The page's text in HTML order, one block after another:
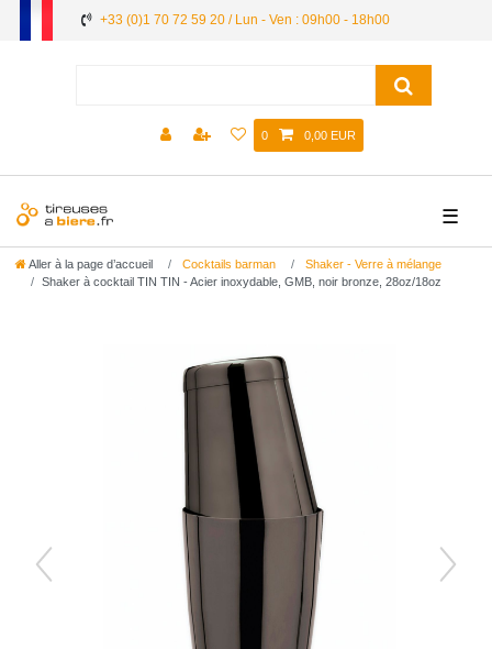
+33 (0)1 70 72 59 20 / Lun - Ven : 09h00 - 18h00
0 0,00 EUR
☰
Aller à la page d’accueil Cocktails barman
Shaker - Verre à mélange
Shaker à cocktail TIN TIN - Acier inoxydable, GMB, noir bronze, 28oz/18oz